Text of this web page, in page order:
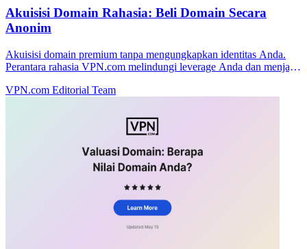
Akuisisi Domain Rahasia: Beli Domain Secara
Anonim
Akuisisi domain premium tanpa mengungkapkan identitas Anda.
Perantara rahasia VPN.com melindungi leverage Anda dan menjaga
VPN.com Editorial Team